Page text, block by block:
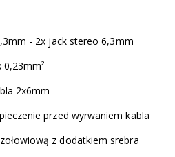
- 2x jack stereo 6,3mm
0,23mm²
2x6mm
przed wyrwaniem kabla
z dodatkiem srebra